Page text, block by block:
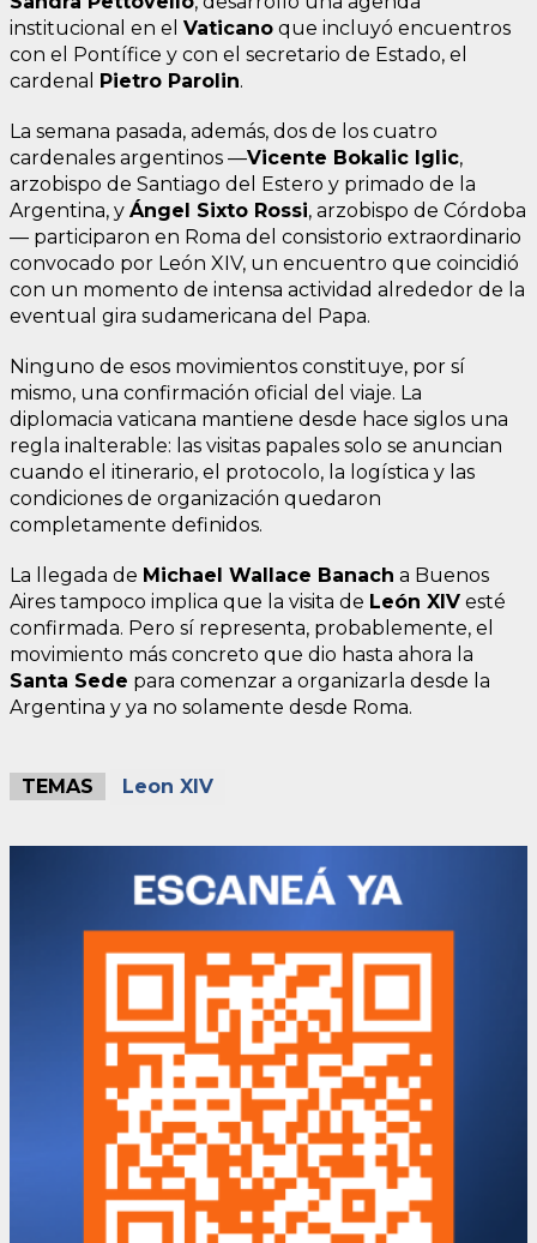
institucional en el Vaticano que incluyó encuentros
con el Pontífice y con el secretario de Estado, el
cardenal Pietro Parolin.
La semana pasada, además, dos de los cuatro
cardenales argentinos —Vicente Bokalic Iglic,
arzobispo de Santiago del Estero y primado de la
Argentina, y Ángel Sixto Rossi, arzobispo de Córdoba
— participaron en Roma del consistorio extraordinario
convocado por León XIV, un encuentro que coincidió
con un momento de intensa actividad alrededor de la
eventual gira sudamericana del Papa.
Ninguno de esos movimientos constituye, por sí
mismo, una confirmación oficial del viaje. La
diplomacia vaticana mantiene desde hace siglos una
regla inalterable: las visitas papales solo se anuncian
cuando el itinerario, el protocolo, la logística y las
condiciones de organización quedaron
completamente definidos.
La llegada de Michael Wallace Banach a Buenos
Aires tampoco implica que la visita de León XIV esté
confirmada. Pero sí representa, probablemente, el
movimiento más concreto que dio hasta ahora la
Santa Sede para comenzar a organizarla desde la
Argentina y ya no solamente desde Roma.
TEMAS Leon XIV